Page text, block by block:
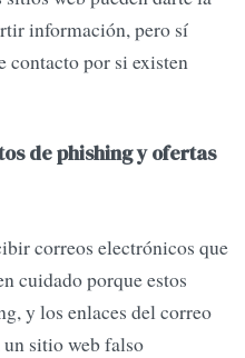
información, pero sí
contacto por si existen
de phishing y ofertas
correos electrónicos que
cuidado porque estos
y los enlaces del correo
sitio web falso